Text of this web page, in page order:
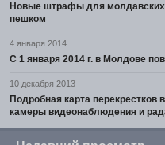
Новые штрафы для
пешком
4 января 2014
С 1 января 2014 г. в Молдове
10 декабря 2013
Подробная карта перекрестков
камеры видеонаблюдения и